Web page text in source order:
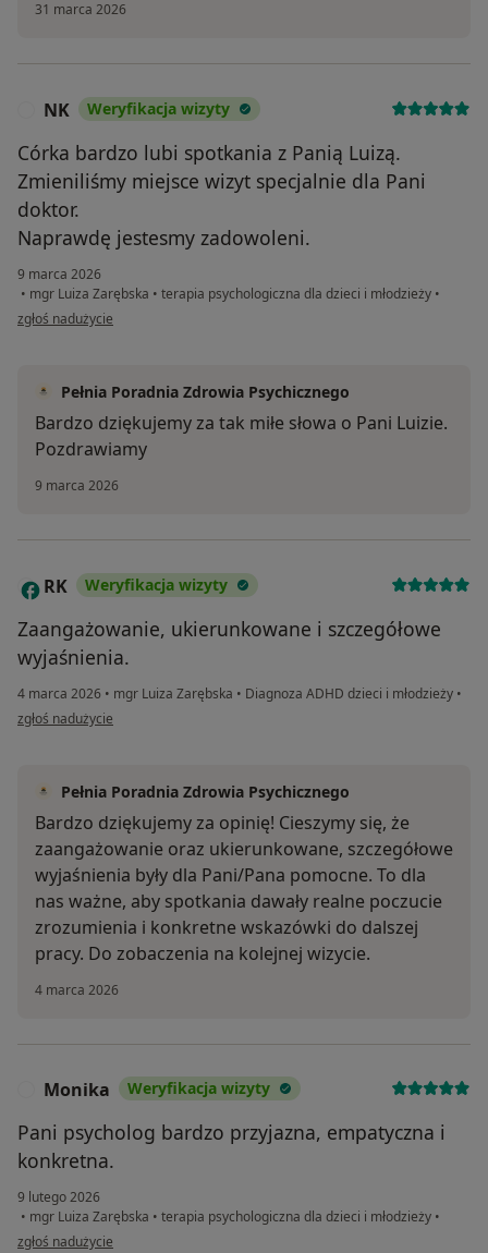
31 marca 2026
NK Weryfikacja wizyty
Córka bardzo lubi spotkania z Panią Luizą.
Zmieniliśmy miejsce wizyt specjalnie dla Pani
doktor.
Naprawdę jestesmy zadowoleni.
9 marca 2026
• mgr Luiza Zarębska • terapia psychologiczna dla dzieci i młodzieży •
w opinii użytkownika NK
zgłoś nadużycie
Pełnia Poradnia Zdrowia Psychicznego
Bardzo dziękujemy za tak miłe słowa o Pani Luizie.
Pozdrawiamy
9 marca 2026
R RK Weryfikacja wizyty
Zaangażowanie, ukierunkowane i szczegółowe
wyjaśnienia.
4 marca 2026 • mgr Luiza Zarębska • Diagnoza ADHD dzieci i młodzieży •
w opinii użytkownika RK
zgłoś nadużycie
Pełnia Poradnia Zdrowia Psychicznego
Bardzo dziękujemy za opinię! Cieszymy się, że
zaangażowanie oraz ukierunkowane, szczegółowe
wyjaśnienia były dla Pani/Pana pomocne. To dla
nas ważne, aby spotkania dawały realne poczucie
zrozumienia i konkretne wskazówki do dalszej
pracy. Do zobaczenia na kolejnej wizycie.
4 marca 2026
Monika Weryfikacja wizyty
Pani psycholog bardzo przyjazna, empatyczna i
konkretna.
9 lutego 2026
• mgr Luiza Zarębska • terapia psychologiczna dla dzieci i młodzieży •
w opinii użytkownika Monika
zgłoś nadużycie